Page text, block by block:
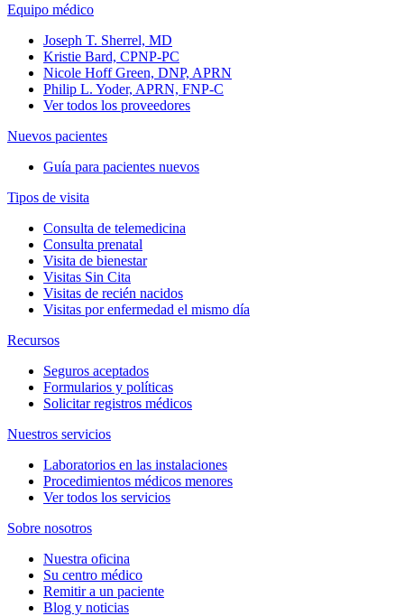
Equipo médico
Joseph T. Sherrel, MD
Kristie Bard, CPNP-PC
Nicole Hoff Green, DNP, APRN
Philip L. Yoder, APRN, FNP-C
Ver todos los proveedores
Nuevos pacientes
Guía para pacientes nuevos
Tipos de visita
Consulta de telemedicina
Consulta prenatal
Visita de bienestar
Visitas Sin Cita
Visitas de recién nacidos
Visitas por enfermedad el mismo día
Recursos
Seguros aceptados
Formularios y políticas
Solicitar registros médicos
Nuestros servicios
Laboratorios en las instalaciones
Procedimientos médicos menores
Ver todos los servicios
Sobre nosotros
Nuestra oficina
Su centro médico
Remitir a un paciente
Blog y noticias